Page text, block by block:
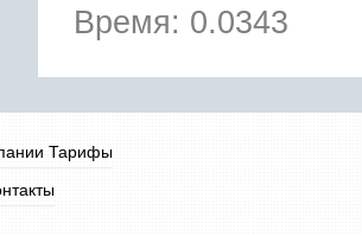
Время: 0.0343
Тарифы